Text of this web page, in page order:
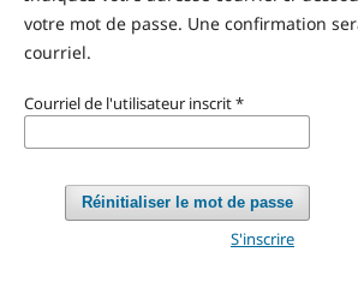
votre mot de passe. Une confirmation
courriel.
Courriel de l'utilisateur inscrit*
Réinitialiser le mot de passe
S'inscrire